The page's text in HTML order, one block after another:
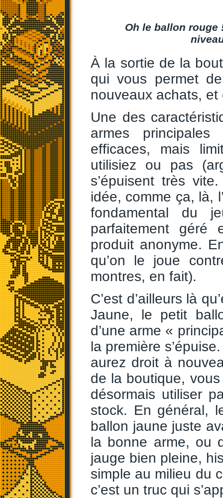
Oh le ballon rouge
À la sortie de la
qui vous permet
nouveaux achats, et
Une des
armes
efficaces, mais
utilisiez ou pas
s’épuisent très
idée, comme ça, là,
fondamental du
parfaitement
produit anonyme.
qu’on le joue
montres, en fait).
C’est d’ailleurs là
Jaune, le petit
d’une arme «
la première
aurez droit à
de la boutique,
désormais utiliser
stock. En général,
ballon jaune juste
la bonne arme, ou
jauge bien pleine,
simple au milieu du
c’est un truc qui